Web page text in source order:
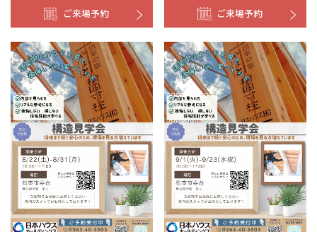
ご来場予約 ご来場予約